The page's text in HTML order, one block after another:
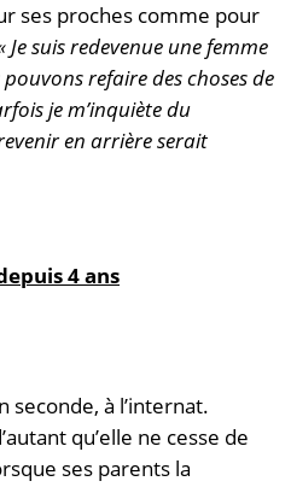
ses proches comme pour
Je suis redevenue une femme
refaire des choses de
je m’inquiète du
en arrière serait
4 ans
seconde, à l’internat.
qu’elle ne cesse de
ses parents la